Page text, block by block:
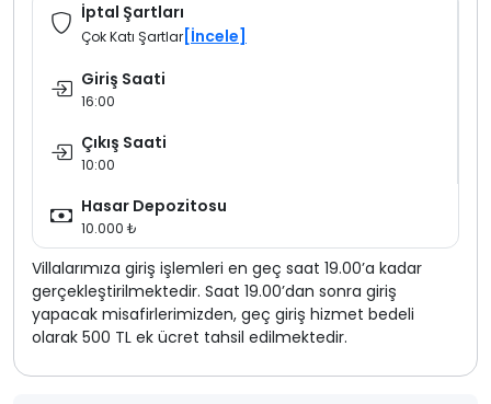
İptal Şartları
Çok Katı Şartlar [İncele]
Giriş Saati
16:00
Çıkış Saati
10:00
Hasar Depozitosu
10.000 ₺
Villalarımıza giriş işlemleri en geç saat 19.00’a kadar
gerçekleştirilmektedir. Saat 19.00’dan sonra giriş
yapacak misafirlerimizden, geç giriş hizmet bedeli
olarak 500 TL ek ücret tahsil edilmektedir.